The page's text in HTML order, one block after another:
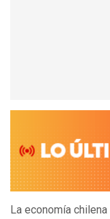
La economía chilena